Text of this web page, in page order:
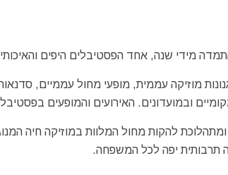
מוזיקה עממית, מופעי מחול עממיים,
ובמועדונים. האירועים והמופעים
להקות מחול המלוות במוזיקה חיה
תרבותית יפה לכל המשפחה.